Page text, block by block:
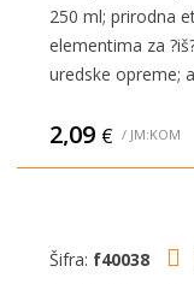
250 ml; prirodna
elementima za
uredske opreme;
2,09 € / JM:KOM
Šifra: f40038